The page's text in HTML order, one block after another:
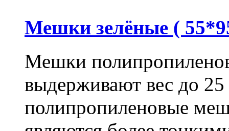
Мешки зелёные (
Мешки
выдерживают вес до
полипропиленовые